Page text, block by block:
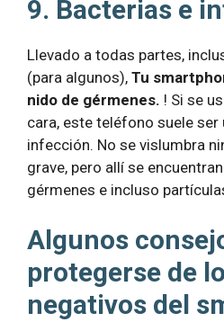
9. Bacterias e
Llevado a todas partes,
(para algunos), Tu
nido de gérmenes. ! Si se
cara, este teléfono suele ser
infección. No se vislumbra
grave, pero allí se
gérmenes e incluso
Algunos
protegerse de
negativos del